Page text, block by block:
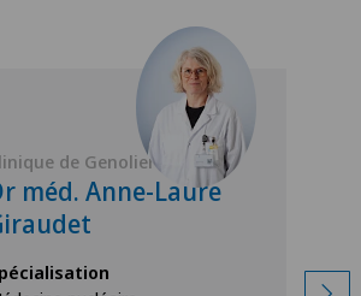
de Genolier
méd. Anne-Laure